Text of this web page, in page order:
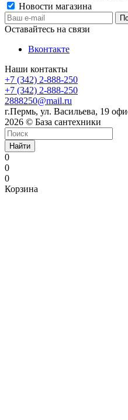
Новости магазина
Оставайтесь на связи
Вконтакте
Наши контакты
+7 (342) 2-888-250
+7 (342) 2-888-250
2888250@mail.ru
г.Пермь, ул. Васильева, 19
2026 © База сантехники
Найти
0
0
0
Корзина